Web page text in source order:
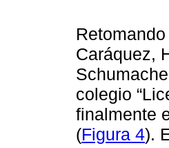
Caráquez,
colegio
finalmente
(Figura 4).